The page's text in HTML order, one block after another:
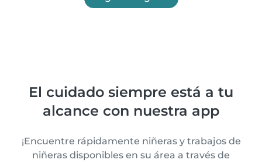
El cuidado siempre está a tu
alcance con nuestra app
¡Encuentre rápidamente niñeras y trabajos de
niñeras disponibles en su área a través de